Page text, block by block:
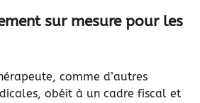
sur mesure pour les
comme d’autres
obéit à un cadre fiscal et